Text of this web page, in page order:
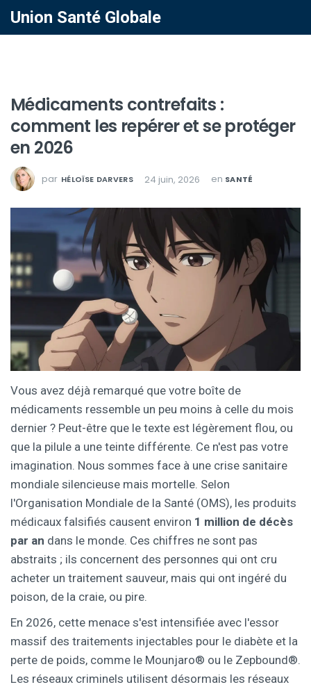
Union Santé Globale
Médicaments contrefaits :
comment les repérer et se protéger
en 2026
par HÉLOÏSE DARVERS 24 juin, 2026 en SANTÉ
Vous avez déjà remarqué que votre boîte de
médicaments ressemble un peu moins à celle du mois
dernier ? Peut-être que le texte est légèrement flou, ou
que la pilule a une teinte différente. Ce n'est pas votre
imagination. Nous sommes face à une crise sanitaire
mondiale silencieuse mais mortelle. Selon
l'Organisation Mondiale de la Santé (OMS), les produits
médicaux falsifiés causent environ 1 million de décès
par an dans le monde. Ces chiffres ne sont pas
abstraits ; ils concernent des personnes qui ont cru
acheter un traitement sauveur, mais qui ont ingéré du
poison, de la craie, ou pire.
En 2026, cette menace s'est intensifiée avec l'essor
massif des traitements injectables pour le diabète et la
perte de poids, comme le Mounjaro® ou le Zepbound®.
Les réseaux criminels utilisent désormais les réseaux